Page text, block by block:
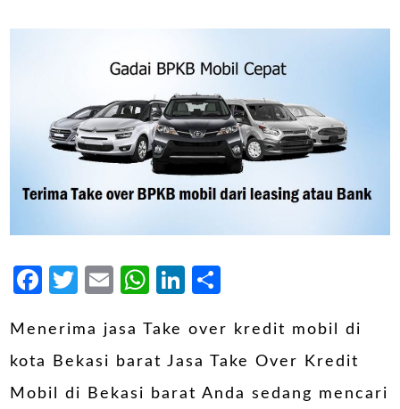
Facebook
Twitter
EmailWhatsApp
LinkedIn
Menerima jasa Take over kredit mobil di
kota Bekasi barat Jasa Take Over Kredit
Mobil di Bekasi barat Anda sedang mencari